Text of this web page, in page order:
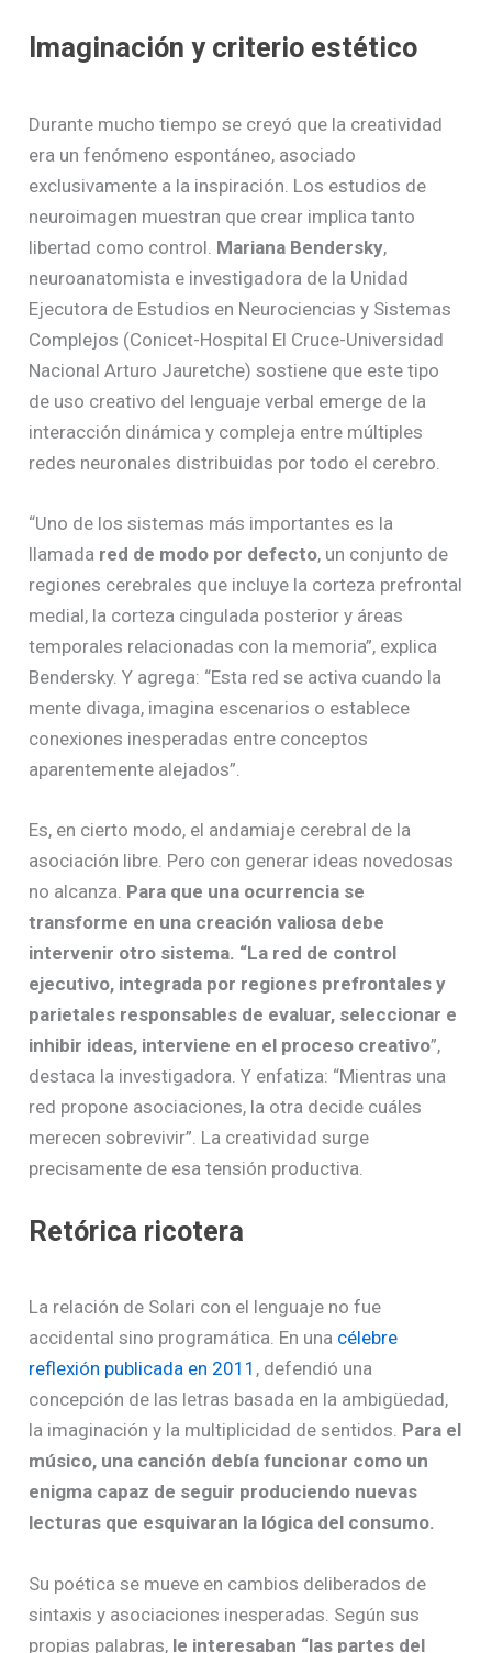
Imaginación y criterio estético
Durante mucho tiempo se creyó que la creatividad
era un fenómeno espontáneo, asociado
exclusivamente a la inspiración. Los estudios de
neuroimagen muestran que crear implica tanto
libertad como control. Mariana Bendersky,
neuroanatomista e investigadora de la Unidad
Ejecutora de Estudios en Neurociencias y Sistemas
Complejos (Conicet-Hospital El Cruce-Universidad
Nacional Arturo Jauretche) sostiene que este tipo
de uso creativo del lenguaje verbal emerge de la
interacción dinámica y compleja entre múltiples
redes neuronales distribuidas por todo el cerebro.
“Uno de los sistemas más importantes es la
llamada red de modo por defecto, un conjunto de
regiones cerebrales que incluye la corteza prefrontal
medial, la corteza cingulada posterior y áreas
temporales relacionadas con la memoria”, explica
Bendersky. Y agrega: “Esta red se activa cuando la
mente divaga, imagina escenarios o establece
conexiones inesperadas entre conceptos
aparentemente alejados”.
Es, en cierto modo, el andamiaje cerebral de la
asociación libre. Pero con generar ideas novedosas
no alcanza. Para que una ocurrencia se
transforme en una creación valiosa debe
intervenir otro sistema. “La red de control
ejecutivo, integrada por regiones prefrontales y
parietales responsables de evaluar, seleccionar e
inhibir ideas, interviene en el proceso creativo”,
destaca la investigadora. Y enfatiza: “Mientras una
red propone asociaciones, la otra decide cuáles
merecen sobrevivir”. La creatividad surge
precisamente de esa tensión productiva.
Retórica ricotera
La relación de Solari con el lenguaje no fue
accidental sino programática. En una célebre
reflexión publicada en 2011 , defendió una
concepción de las letras basada en la ambigüedad,
la imaginación y la multiplicidad de sentidos. Para el
músico, una canción debía funcionar como un
enigma capaz de seguir produciendo nuevas
lecturas que esquivaran la lógica del consumo.
Su poética se mueve en cambios deliberados de
sintaxis y asociaciones inesperadas. Según sus
propias palabras, le interesaban “las partes del